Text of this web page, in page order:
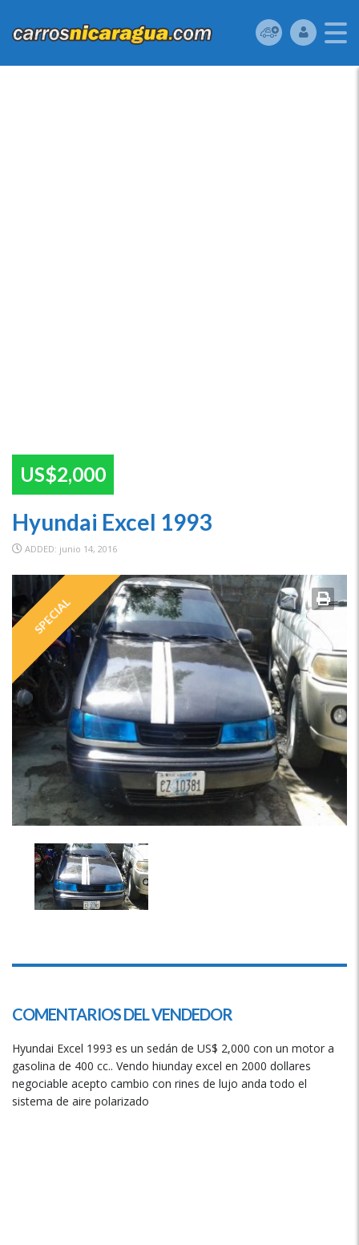
US$2,000
Hyundai Excel 1993
ADDED: junio 14, 2016
SPECIAL
COMENTARIOS DEL VENDEDOR
Hyundai Excel 1993 es un sedán de US$ 2,000 con un motor a
gasolina de 400 cc.. Vendo hiunday excel en 2000 dollares
negociable acepto cambio con rines de lujo anda todo el
sistema de aire polarizado